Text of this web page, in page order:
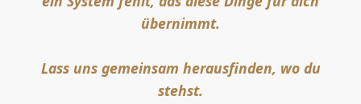
übernimmt.
Lass uns gemeinsam herausfinden, wo du
stehst.